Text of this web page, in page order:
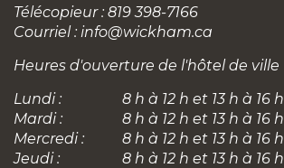
Télécopieur : 819 398-7166
Courriel : info@wickham.ca
Heures d'ouverture de l'hôtel de ville
Lundi :
8 h à 12 h et 13 h à 16 h
Mardi :
8 h à 12 h et 13 h à 16 h
Mercredi :
8 h à 12 h et 13 h à 16 h
Jeudi :
8 h à 12 h et 13 h à 16 h